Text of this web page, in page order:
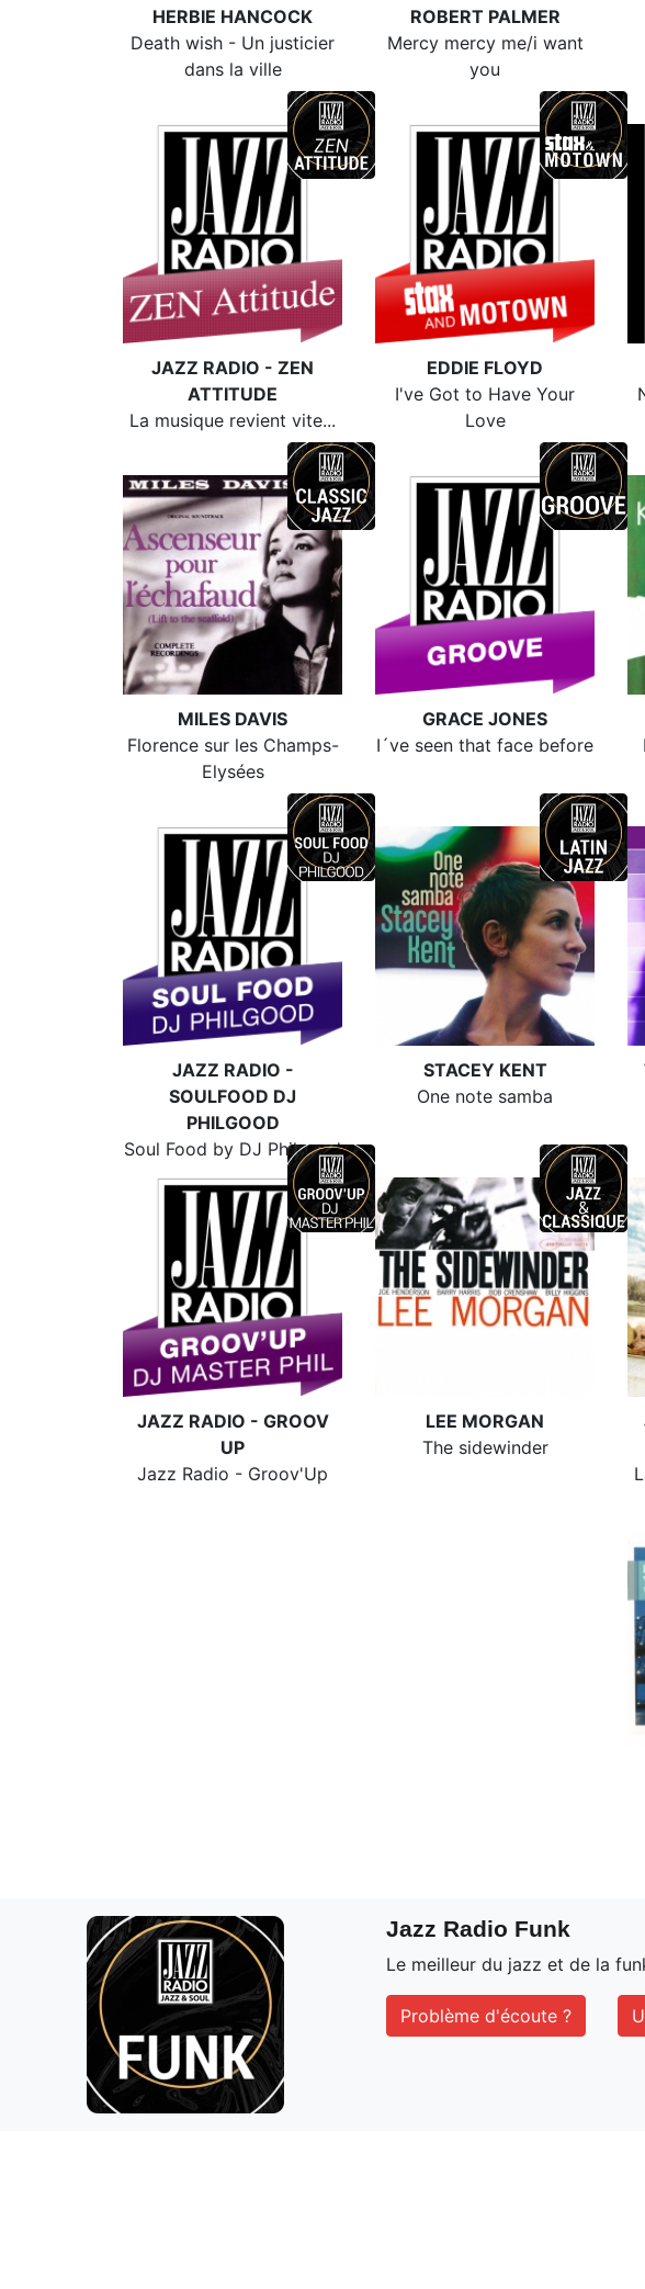
HERBIE HANCOCK
Death wish - Un justicier
dans la ville
ROBERT PALMER
Mercy mercy me/i want
you
JAZZ RADIO - ZEN
ATTITUDE
La musique revient vite...
EDDIE FLOYD
I've Got to Have Your
Love
MILES DAVIS
Florence sur les Champs-
Elysées
GRACE JONES
I´ve seen that face before
JAZZ RADIO -
SOULFOOD DJ
PHILGOOD
Soul Food by DJ Philgood
STACEY KENT
One note samba
JAZZ RADIO - GROOV
UP
Jazz Radio - Groov'Up
LEE MORGAN
The sidewinder
Jazz Radio Funk
Le meilleur du jazz et de la
Problème d'écoute ?